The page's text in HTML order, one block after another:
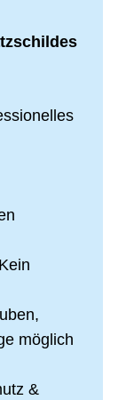
möglich
&